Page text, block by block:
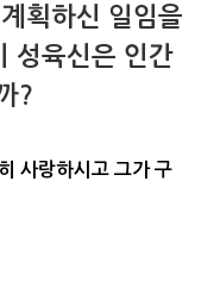
획하신 일임을
성육신은 인간
?
사랑하시고 그가 구